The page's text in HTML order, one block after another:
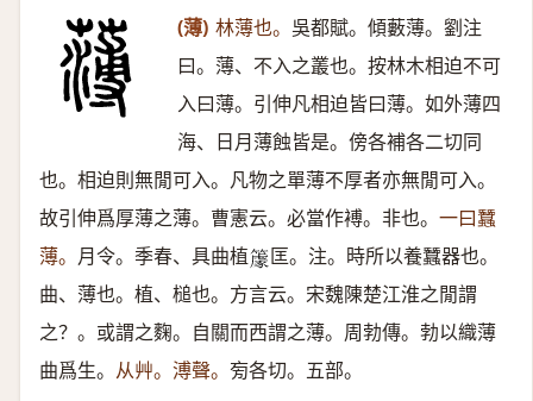
(薄) 林薄也。 吳都賦。傾藪薄。劉注
曰。薄、不入之叢也。按林木相迫不可
入曰薄。引伸凡相迫皆曰薄。如外薄四
海、日月薄蝕皆是。傍各補各二切同
也。相迫則無閒可入。凡物之單薄不厚者亦無閒可入。
故引伸爲厚薄之薄。曹憲云。必當作䙏。非也。 一曰蠶
薄。 月令。季春、具曲植𥴧 匡。注。時所以養蠶器也。
曲、薄也。植、槌也。方言云。宋魏陳楚江淮之閒謂
之？。或謂之麴。自關而西謂之薄。周勃傳。勃以織薄
曲爲生。 从艸。溥聲。 㫄各切。五部。